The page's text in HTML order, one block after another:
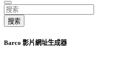
搜索
Barco 影片網址生成器